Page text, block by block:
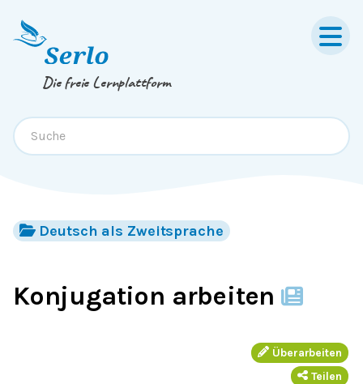
Springe zum
Die freie Lernplattform
Deutsch als Zweitsprache
Konjugation arbeiten
Überarbeiten
Teilen